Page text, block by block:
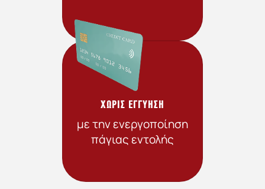
ΧΩΡΙΣ ΕΓΓΥΗΣΗ
με την ενεργοποίηση
πάγιας εντολής